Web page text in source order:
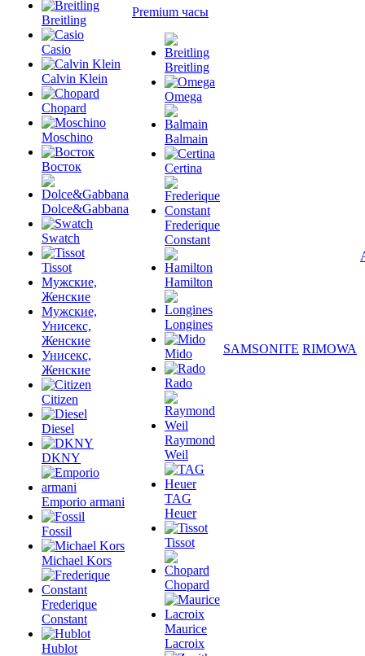
Breitling
Casio
Calvin Klein
Chopard
Moschino
Восток
Dolce&Gabbana
Swatch
Tissot
Мужские,
Женские
Мужские,
Унисекс,
Женские
Унисекс,
Женские
Citizen
Diesel
DKNY
Emporio armani
Fossil
Michael Kors
Frederique
Constant
Hublot
Premium часы
Breitling
Omega
Balmain
Certina
Frederique
Constant
Hamilton
Longines
Mido
Rado
Raymond
Weil
TAG
Heuer
Tissot
Chopard
Maurice
Lacroix
SAMSONITE RIMOWA